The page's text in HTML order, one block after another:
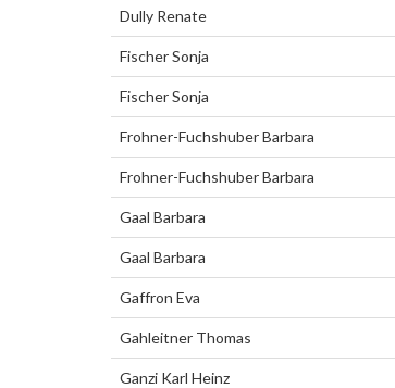
Dully Renate
Fischer Sonja
Fischer Sonja
Frohner-Fuchshuber Barbara
Frohner-Fuchshuber Barbara
Gaal Barbara
Gaal Barbara
Gaffron Eva
Gahleitner Thomas
Ganzi Karl Heinz